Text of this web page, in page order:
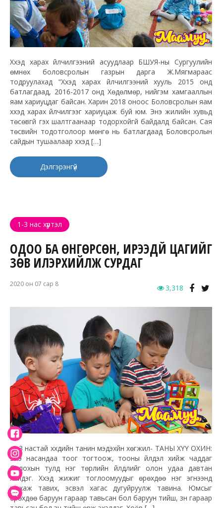
Хүүхэд харах үйлчилгээний асуудлаар БШУЯ-ны Сургуулийн
өмнөх боловсролын газрын дарга Ж.Мягмараас
тодруулахад “Хүүхэд харах үйлчилгээний хууль 2015 онд
батлагдаад, 2016-2017 онд Хөдөлмөр, нийгэм хамгааллын
яам хариуцдаг байсан. Харин 2018 оноос Боловсролын яам
хүүхэд харах үйлчилгээг хариуцаж буй юм. Энэ жилийн хувьд
төсөвгүй гэх шалтгаанаар тодорхойгүй байдалд байсан. Сая
төсвийн тодотголоор мөнгө нь батлагдаад Боловсролын
сайдын тушаалаар хүүхэд […]
Дэлгэрэнгүй
1-3 нас хүртэл
ОДОО БА ӨНГӨРСӨН, ИРЭЭДҮЙ ЦАГИЙГ
ЗӨВ ИЛЭРХИЙЛЖ СУРДАГ
2020 он 07 сар 8 3,318
-1-3 настай хүүхдийн танин мэдэхүйн хөгжил- ТАНЫ ХҮҮ ОХИН:
Энэ насандаа тоог тогтоож, тооны үйлдэл хийж чаддаг
болохын тулд нэг төрлийн үйлдлийг олон удаа давтан
хийдэг. Хүүхэд жижиг тоглоомуудыг өрөхдөө нэг эгнээнд
шахаж тавих, эсвэл хагас дугуйруулж тавина. Юмсыг
өрөхдөө баруун гараар тавьсан бол баруун тийш, зүүн гараар